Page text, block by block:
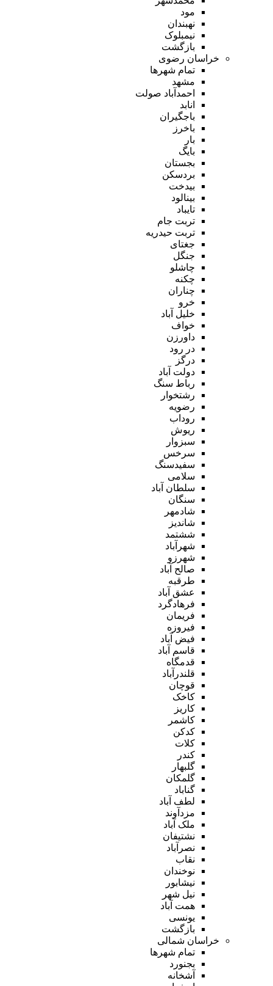
مود
نهبندان
نیمبلوک
بازگشت
خراسان رضوی
تمام شهر‌ها
مشهد
احمدآباد صولت
انابد
باجگیران
باخرز
بار
بایگ
بجستان
بردسکن
بیدخت
بینالود
تایباد
تربت جام
تربت حیدریه
جغتای
جنگل
چاشلو
چکنه
چناران
خرو
خلیل آباد
خواف
داورزن
در رود
درگز
دولت آباد
رباط سنگ
رشتخوار
رضویه
روداب
ریوش
سبزوار
سرخس
سفیدسنگ
سلامی
سلطان آباد
سنگان
شادمهر
شاندیز
ششتمد
شهرآباد
شهرزو
صالح آباد
طرقبه
عشق آباد
فرهادگرد
فریمان
فیروزه
فیض آباد
قاسم آباد
قدمگاه
قلندرآباد
قوچان
کاخک
کاریز
کاشمر
کدکن
کلات
کندر
گلبهار
گلمکان
گناباد
لطف آباد
مزدآوند
ملک آباد
نشتیفان
نصرآباد
نقاب
نوخندان
نیشابور
نیل شهر
همت آباد
یونسی
بازگشت
خراسان شمالی
تمام شهر‌ها
بجنورد
آشخانه